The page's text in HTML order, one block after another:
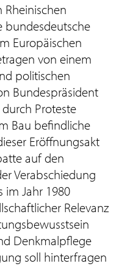
Rheinischen
bundesdeutsche
Europäischen
von einem
politischen
Bundespräsident
Proteste
Bau befindliche
Eröffnungsakt
auf den
Verabschiedung
im Jahr 1980
Relevanz
Denkmalpflege
soll hinterfragen